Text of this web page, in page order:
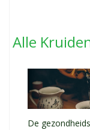
Alle
De